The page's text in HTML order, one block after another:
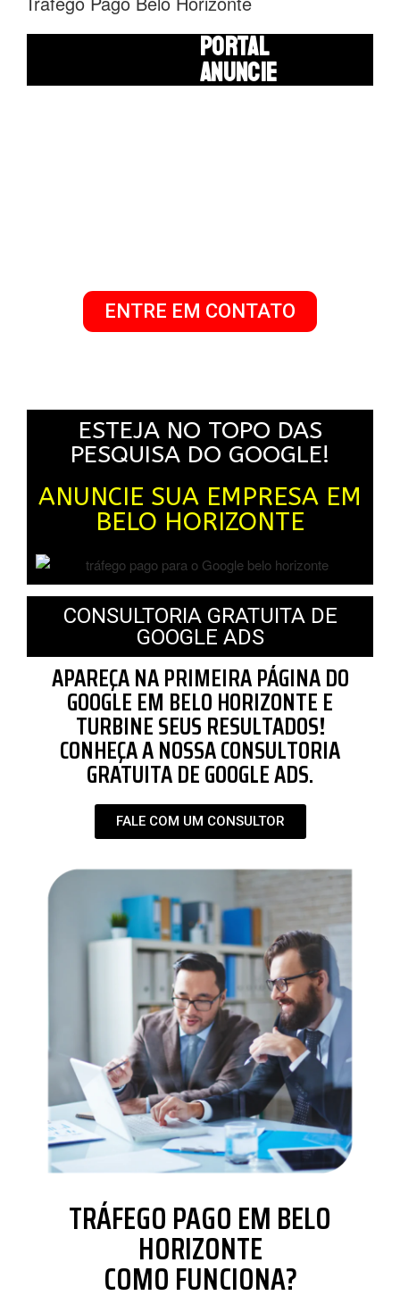
PORTAL
ANUNCIE
ENTRE EM CONTATO
ESTEJA NO TOPO DAS
PESQUISA DO GOOGLE!
ANUNCIE SUA EMPRESA EM
BELO HORIZONTE
CONSULTORIA GRATUITA DE
GOOGLE ADS
APAREÇA NA PRIMEIRA PÁGINA DO
GOOGLE EM BELO HORIZONTE E
TURBINE SEUS RESULTADOS!
CONHEÇA A NOSSA CONSULTORIA
GRATUITA DE GOOGLE ADS.
FALE COM UM CONSULTOR
TRÁFEGO PAGO EM BELO
HORIZONTE
COMO FUNCIONA?